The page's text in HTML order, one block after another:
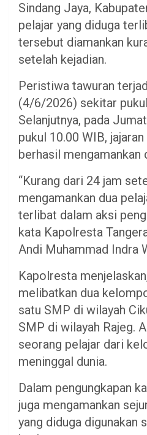
Sindang Jaya,
pelajar yang diduga
tersebut diamankan
setelah kejadian.
Peristiwa tawuran
(4/6/2026) sekitar
Selanjutnya, pada
pukul 10.00 WIB,
berhasil mengamankan
“Kurang dari 24 jam
mengamankan dua
terlibat dalam aksi
kata Kapolresta
Andi Muhammad Indra
Kapolresta
melibatkan dua
satu SMP di wilayah
SMP di wilayah Rajeg.
seorang pelajar dari
meninggal dunia.
Dalam pengungkapan
juga mengamankan
yang diduga digunakan